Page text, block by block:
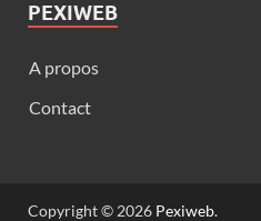
PEXIWEB
A propos
Contact
Copyright © 2026 Pexiweb.